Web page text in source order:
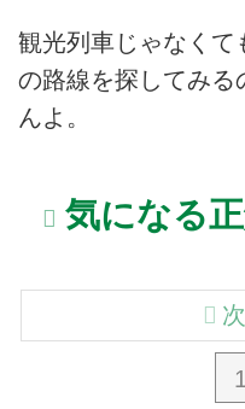
観光列車じゃなくて
の路線を探してみる
んよ。
気になる
1